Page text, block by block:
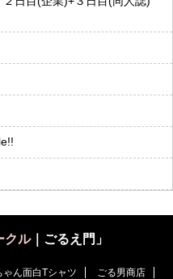
クル｜ごるえ門」
ゃん面白Tシャツ
ごる男商店